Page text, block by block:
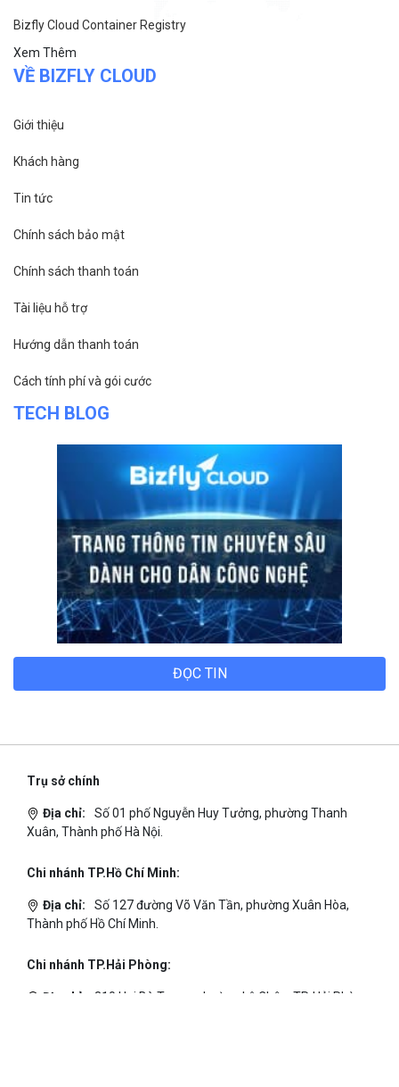
Bizfly Cloud Container Registry
Xem Thêm
VỀ BIZFLY CLOUD
Giới thiệu
Khách hàng
Tin tức
Chính sách bảo mật
Chính sách thanh toán
Tài liệu hỗ trợ
Hướng dẫn thanh toán
Cách tính phí và gói cước
TECH BLOG
ĐỌC TIN
Trụ sở chính
Địa chỉ:
Số 01 phố Nguyễn Huy Tưởng, phường Thanh
Xuân, Thành phố Hà Nội.
Chi nhánh TP.Hồ Chí Minh:
Địa chỉ:
Số 127 đường Võ Văn Tần, phường Xuân Hòa,
Thành phố Hồ Chí Minh.
Chi nhánh TP.Hải Phòng:
Địa chỉ: 310 Hai Bà Trưng, phường Lê Chân, TP. Hải Phòng.